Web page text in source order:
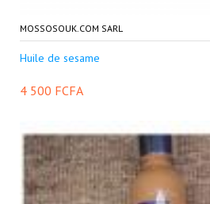
MOSSOSOUK.COM SARL
Huile de sesame
4 500 FCFA